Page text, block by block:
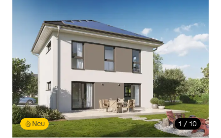
1 / 10
Neu